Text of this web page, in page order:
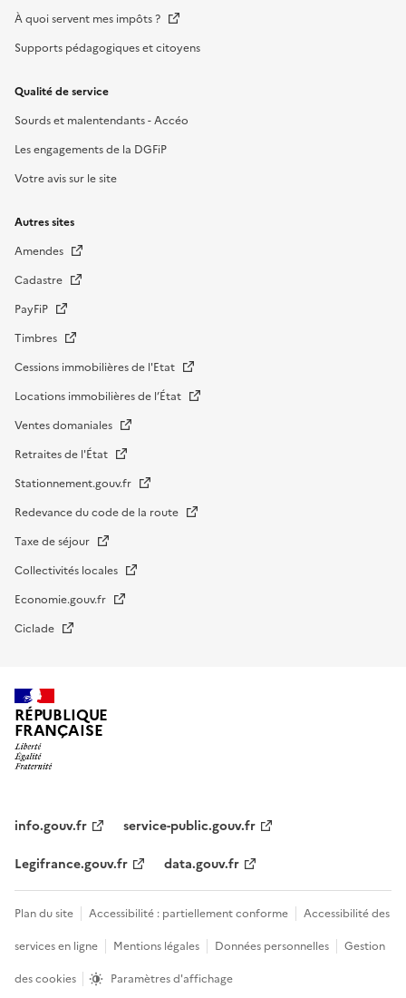
À quoi servent mes impôts ?
Supports pédagogiques et citoyens
Qualité de service
Sourds et malentendants - Accéo
Les engagements de la DGFiP
Votre avis sur le site
Autres sites
Amendes
Cadastre
PayFiP
Timbres
Cessions immobilières de l'Etat
Locations immobilières de l’État
Ventes domaniales
Retraites de l'État
Stationnement.gouv.fr
Redevance du code de la route
Taxe de séjour
Collectivités locales
Economie.gouv.fr
Ciclade
RÉPUBLIQUE
FRANÇAISE
institutionnel
info.gouv.fr
service-public.gouv.fr
Legifrance.gouv.fr
data.gouv.fr
Menu
Plan du site Accessibilité : partiellement conforme
Accessibilité des
services en ligne
Mentions légales Données personnelles
Gestion
des cookies
Paramètres d'affichage